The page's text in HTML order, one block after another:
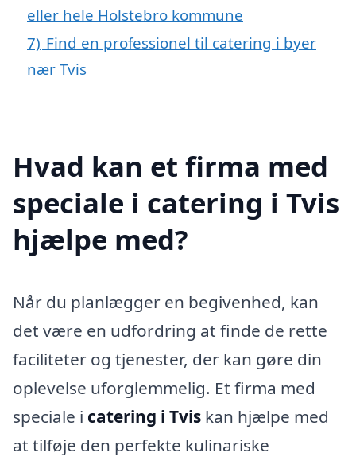
eller hele Holstebro kommune
7) Find en professionel til catering i byer
nær Tvis
Hvad kan et firma med
speciale i catering i Tvis
hjælpe med?
Når du planlægger en begivenhed, kan
det være en udfordring at finde de rette
faciliteter og tjenester, der kan gøre din
oplevelse uforglemmelig. Et firma med
speciale i catering i Tvis kan hjælpe med
at tilføje den perfekte kulinariske